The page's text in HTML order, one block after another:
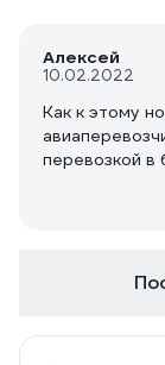
Алексей
10.02.2022
Как к этому
перевозкой в